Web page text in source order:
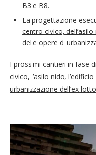
B3 e B8.
La progettazione
centro civico,
delle opere di
I prossimi cantieri in fase
civico, l’asilo nido,
urbanizzazione dell’ex